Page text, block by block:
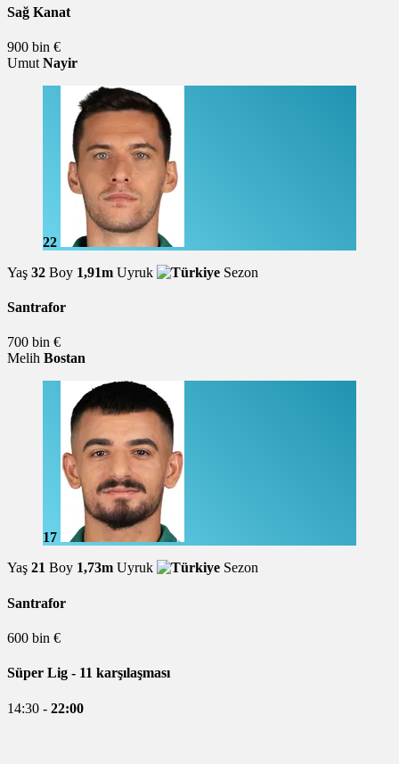
Sağ Kanat
900 bin €
Umut Nayir
22
Yaş 32 Boy 1,91m Uyruk Sezon
Santrafor
700 bin €
Melih Bostan
17
Yaş 21 Boy 1,73m Uyruk Sezon
Santrafor
600 bin €
Süper Lig - 11 karşılaşması
14:30 - 22:00